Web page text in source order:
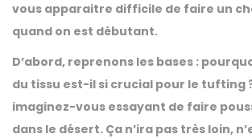
vous apparaitre difficile de faire un
quand on est débutant.
D’abord, reprenons les bases :
du tissu est-il si crucial pour le tufting
imaginez-vous essayant de faire
dans le désert. Ça n’ira pas très loin,